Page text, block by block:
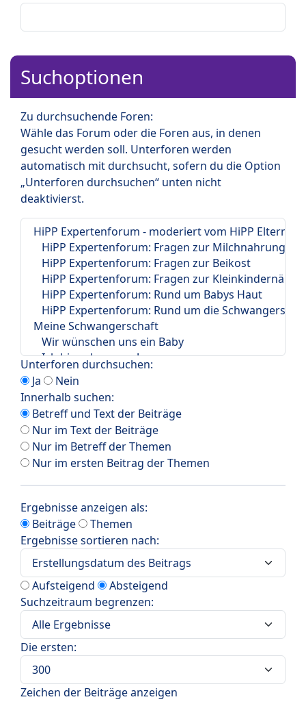
Suchoptionen
Zu durchsuchende Foren:
Wähle das Forum oder die Foren aus, in denen
gesucht werden soll. Unterforen werden
automatisch mit durchsucht, sofern du die Option
„Unterforen durchsuchen“ unten nicht
deaktivierst.
Unterforen durchsuchen:
Ja
Nein
Innerhalb suchen:
Betreff und Text der Beiträge
Nur im Text der Beiträge
Nur im Betreff der Themen
Nur im ersten Beitrag der Themen
Ergebnisse anzeigen als:
Beiträge
Themen
Ergebnisse sortieren nach:
Aufsteigend
Absteigend
Suchzeitraum begrenzen:
Die ersten:
Zeichen der Beiträge anzeigen